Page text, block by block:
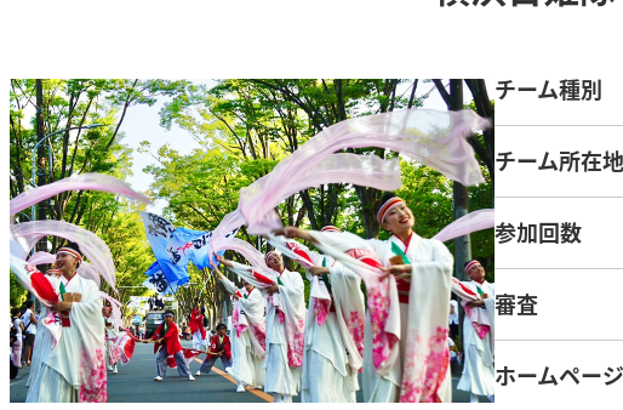
チーム種別
チーム所在地
参加回数
審査
ホームページ